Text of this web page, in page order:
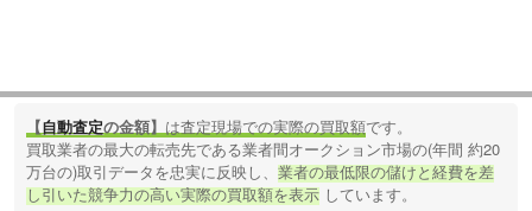
【自動査定の金額】 は査定現場での実際の買取額です。
買取業者の最大の転売先である業者間オークション市場の(年間 約20
万台の)取引データを忠実に反映し、業者の最低限の儲けと経費を差
し引いた競争力の高い実際の買取額を表示 しています。